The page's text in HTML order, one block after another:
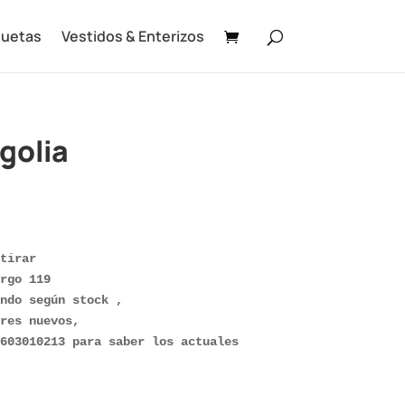
Vestidos & Enterizos
119
según stock ,
nuevos,
para saber los actuales